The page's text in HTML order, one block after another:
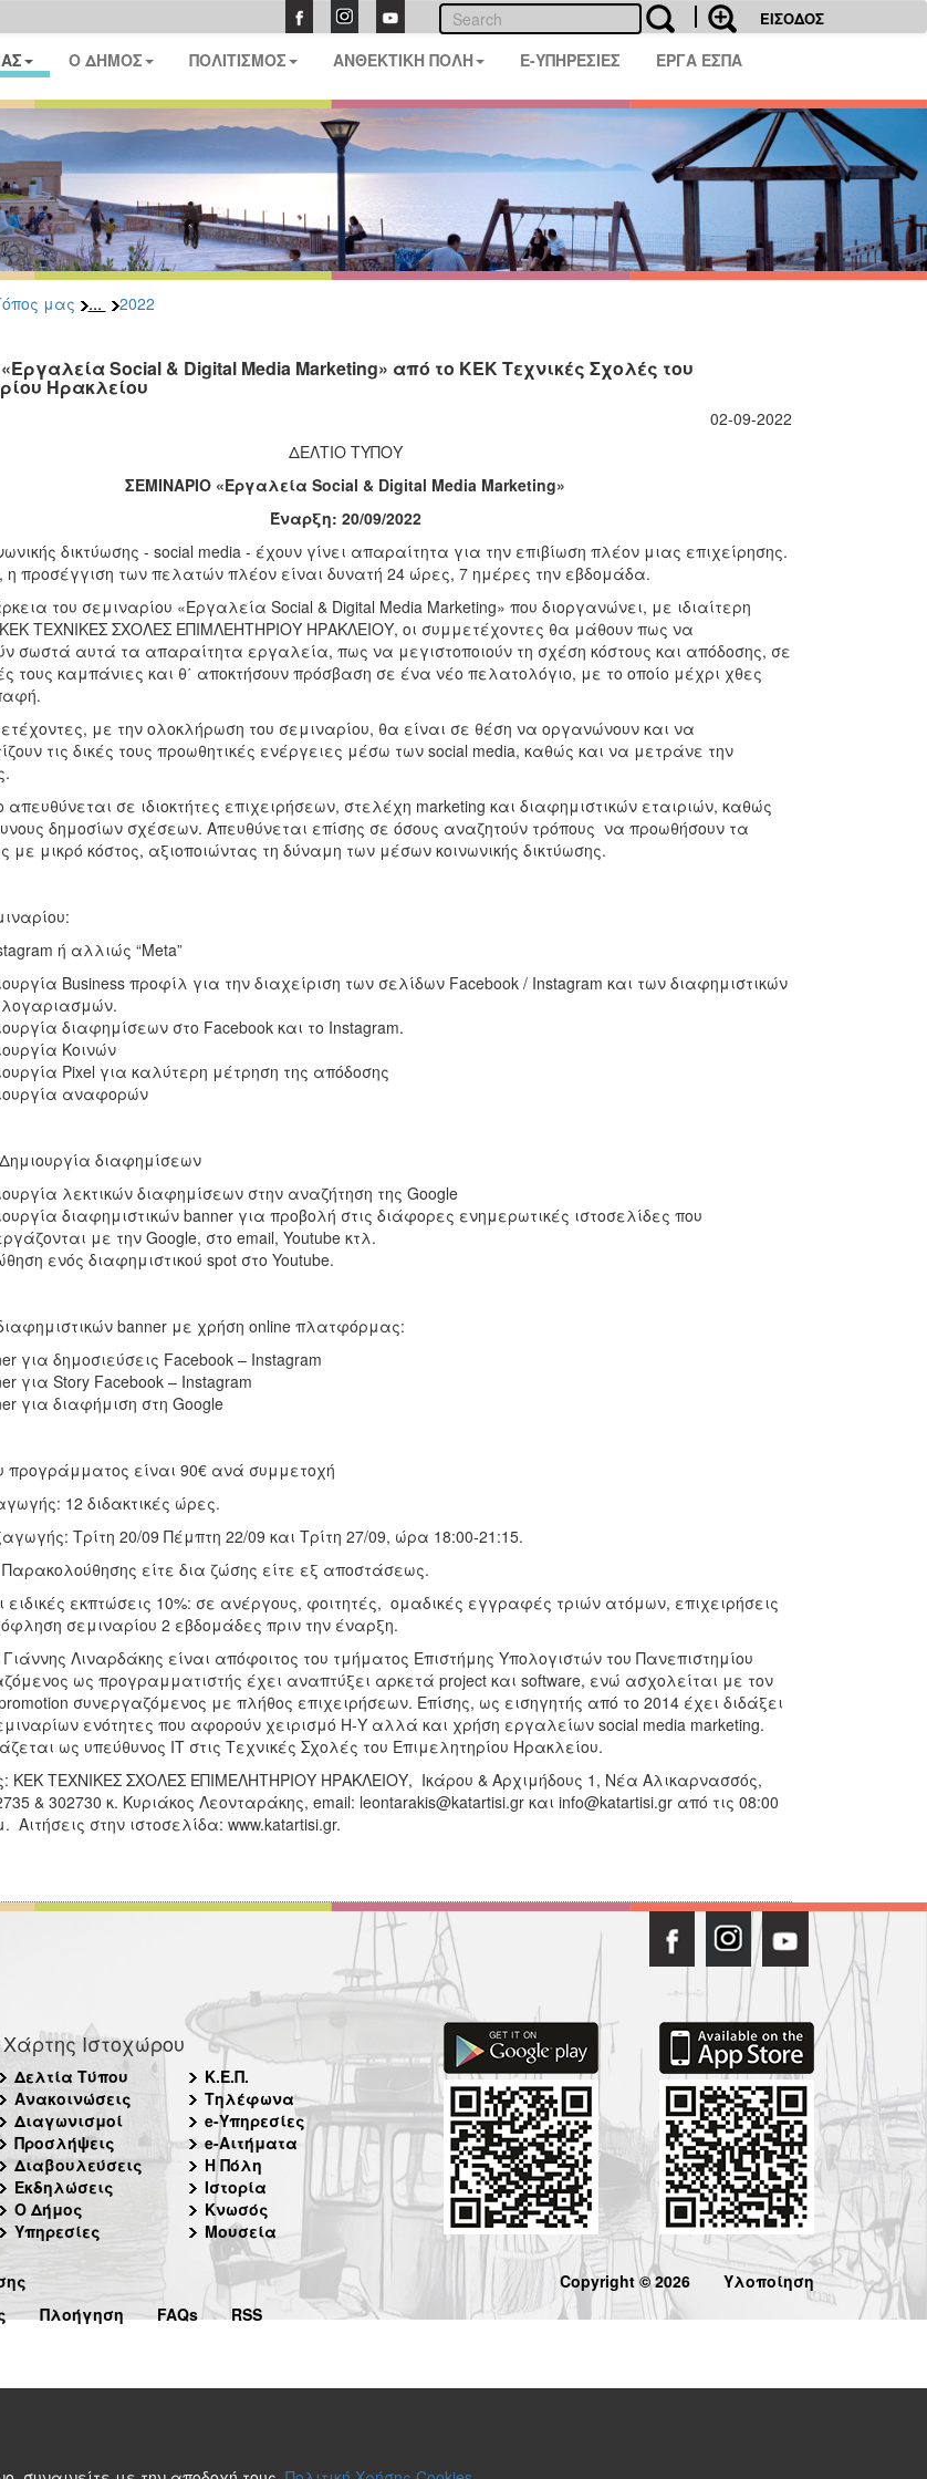
ΕΙΣΟΔΟΣ
Ο ΔΗΜΟΣ ΠΟΛΙΤΙΣΜΟΣ ΑΝΘΕΚΤΙΚΗ ΠΟΛΗ E-ΥΠΗΡΕΣΙΕΣ ΕΡΓΑ ΕΣΠΑ
μας ... 2022
Social & Digital Media Marketing» από το ΚΕΚ Τεχνικές Σχολές του
Ηρακλείου
02-09-2022
ΔΕΛΤΙΟ ΤΥΠΟΥ
ΣΕΜΙΝΑΡΙΟ «Εργαλεία Social & Digital Media Marketing»
Έναρξη: 20/09/2022
δικτύωσης - social media - έχουν γίνει απαραίτητα για την επιβίωση πλέον μιας επιχείρησης.
προσέγγιση των πελατών πλέον είναι δυνατή 24 ώρες, 7 ημέρες την εβδομάδα.
του σεμιναρίου «Εργαλεία Social & Digital Media Marketing» που διοργανώνει, με ιδιαίτερη
ΚΕΚ ΤΕΧΝΙΚΕΣ ΣΧΟΛΕΣ ΕΠΙΜΛΕΗΤΗΡΙΟΥ ΗΡΑΚΛΕΙΟΥ, οι συμμετέχοντες θα μάθουν πως να
σωστά αυτά τα απαραίτητα εργαλεία, πως να μεγιστοποιούν τη σχέση κόστους και απόδοσης, σε
τους καμπάνιες και θ΄ αποκτήσουν πρόσβαση σε ένα νέο πελατολόγιο, με το οποίο μέχρι χθες
με την ολοκλήρωση του σεμιναρίου, θα είναι σε θέση να οργανώνουν και να
τις δικές τους προωθητικές ενέργειες μέσω των social media, καθώς και να μετράνε την
απευθύνεται σε ιδιοκτήτες επιχειρήσεων, στελέχη marketing και διαφημιστικών εταιριών, καθώς
δημοσίων σχέσεων. Απευθύνεται επίσης σε όσους αναζητούν τρόπους να προωθήσουν τα
με μικρό κόστος, αξιοποιώντας τη δύναμη των μέσων κοινωνικής δικτύωσης.
ή αλλιώς “Meta”
Business προφίλ για την διαχείριση των σελίδων Facebook / Instagram και των διαφημιστικών
διαφημίσεων στο Facebook και το Instagram.
Κοινών
Pixel για καλύτερη μέτρηση της απόδοσης
αναφορών
διαφημίσεων
λεκτικών διαφημίσεων στην αναζήτηση της Google
διαφημιστικών banner για προβολή στις διάφορες ενημερωτικές ιστοσελίδες που
με την Google, στο email, Youtube κτλ.
ενός διαφημιστικού spot στο Youtube.
banner με χρήση online πλατφόρμας:
για δημοσιεύσεις Facebook – Instagram
για Story Facebook – Instagram
για διαφήμιση στη Google
προγράμματος είναι 90€ ανά συμμετοχή
12 διδακτικές ώρες.
Τρίτη 20/09 Πέμπτη 22/09 και Τρίτη 27/09, ώρα 18:00-21:15.
είτε δια ζώσης είτε εξ αποστάσεως.
ειδικές εκπτώσεις 10%: σε ανέργους, φοιτητές, ομαδικές εγγραφές τριών ατόμων, επιχειρήσεις
σεμιναρίου 2 εβδομάδες πριν την έναρξη.
Λιναρδάκης είναι απόφοιτος του τμήματος Επιστήμης Υπολογιστών του Πανεπιστημίου
ως προγραμματιστής έχει αναπτύξει αρκετά project και software, ενώ ασχολείται με τον
συνεργαζόμενος με πλήθος επιχειρήσεων. Επίσης, ως εισηγητής από το 2014 έχει διδάξει
ενότητες που αφορούν χειρισμό Η-Υ αλλά και χρήση εργαλείων social media marketing.
ως υπεύθυνος ΙΤ στις Τεχνικές Σχολές του Επιμελητηρίου Ηρακλείου.
ΚΕΚ ΤΕΧΝΙΚΕΣ ΣΧΟΛΕΣ ΕΠΙΜΕΛΗΤΗΡΙΟΥ ΗΡΑΚΛΕΙΟΥ, Ικάρου & Αρχιμήδους 1, Νέα Αλικαρνασσός,
& 302730 κ. Κυριάκος Λεονταράκης, email: leontarakis@katartisi.gr και info@katartisi.gr από τις 08:00
Αιτήσεις στην ιστοσελίδα: www.katartisi.gr.
Χάρτης Ιστοχώρου
Δελτία Τύπου
Ανακοινώσεις
Διαγωνισμοί
Προσλήψεις
Διαβουλεύσεις
Εκδηλώσεις
Ο Δήμος
Υπηρεσίες
Κ.Ε.Π.
Τηλέφωνα
e-Υπηρεσίες
e-Αιτήματα
Η Πόλη
Ιστορία
Κνωσός
Μουσεία
Πλοήγηση FAQs RSS
Copyright © 2026 Υλοποίηση